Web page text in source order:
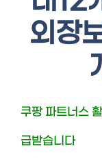
외장
쿠팡 파트너스
급받습니다